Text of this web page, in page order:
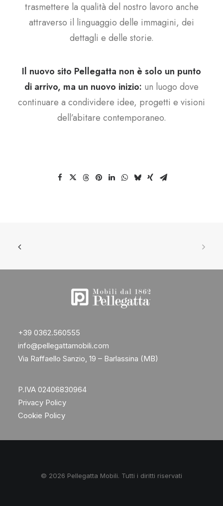
trasmettere la qualità del nostro lavoro anche
attraverso il linguaggio delle immagini, dei
dettagli e delle storie.
Il nuovo sito Pellegatta non è solo un punto
di arrivo, ma un nuovo inizio: un luogo dove
continuare a condividere idee, progetti e visioni
dell’abitare contemporaneo.
+39 0362.560555
info@pellegattamobili.com
Via Raffaello Sanzio, 19 – Barlassina (MB)
P.IVA 02406830964
Privacy Policy
Cookie Policy
© 2026 Pellegatta Mobili. Tutti i diritti riservati